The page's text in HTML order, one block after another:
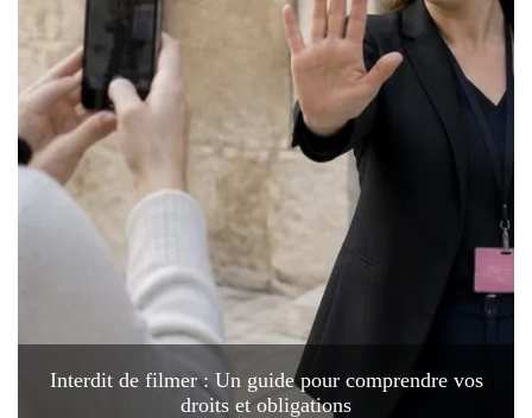
Interdit de filmer : Un guide pour comprendre vos
droits et obligations